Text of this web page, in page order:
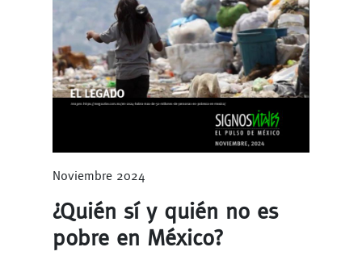
Noviembre 2024
¿Quién sí y quién no es
pobre en México?